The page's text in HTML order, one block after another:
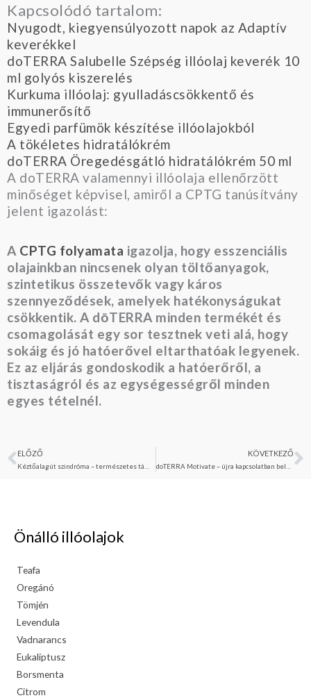
Kapcsolódó tartalom:
Nyugodt, kiegyensúlyozott napok az Adaptív
keverékkel
doTERRA Salubelle Szépség illóolaj keverék 10
ml golyós kiszerelés
Kurkuma illóolaj: gyulladáscsökkentő és
immunerősítő
Egyedi parfümök készítése illóolajokból
A tökéletes hidratálókrém
doTERRA Öregedésgátló hidratálókrém 50 ml
A doTERRA valamennyi illóolaja ellenőrzött
minőséget képvisel, amiről a CPTG tanúsítvány
jelent igazolást:
A CPTG folyamata igazolja, hogy esszenciális
olajainkban nincsenek olyan töltőanyagok,
szintetikus összetevők vagy káros
szennyeződések, amelyek hatékonyságukat
csökkentik. A dōTERRA minden termékét és
csomagolását egy sor tesztnek veti alá, hogy
sokáig és jó hatóerővel eltarthatóak legyenek.
Ez az eljárás gondoskodik a hatóerőről, a
tisztaságról és az egységességről minden
egyes tételnél.
Előző
ELŐZŐ KÖVETKEZŐ
Önálló illóolajok
Teafa
Oregánó
Tömjén
Levendula
Vadnarancs
Eukaliptusz
Borsmenta
Citrom